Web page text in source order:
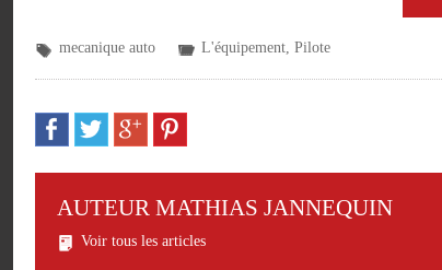
mecanique auto L'équipement Pilote
AUTEUR MATHIAS JANNEQUIN
Voir tous les articles